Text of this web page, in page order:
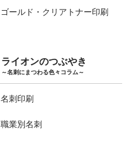
ゴールド・クリアトナー印刷
ライオンのつぶやき
～名刺にまつわる色々コラム～
名刺印刷
職業別名刺